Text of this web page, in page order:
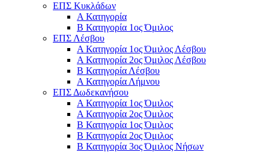
ΕΠΣ Κυκλάδων
Α Κατηγορία
Β Κατηγορία 1ος Όμιλος
ΕΠΣ Λέσβου
Α Κατηγορία 1ος Όμιλος Λέσβου
Α Κατηγορία 2ος Όμιλος Λέσβου
B Κατηγορία Λέσβου
Α Κατηγορία Λήμνου
ΕΠΣ Δωδεκανήσου
Α Κατηγορία 1ος Όμιλος
Α Κατηγορία 2ος Όμιλος
Β Κατηγορία 1ος Όμιλος
Β Κατηγορία 2ος Όμιλος
Β Κατηγορία 3ος Όμιλος Νήσων